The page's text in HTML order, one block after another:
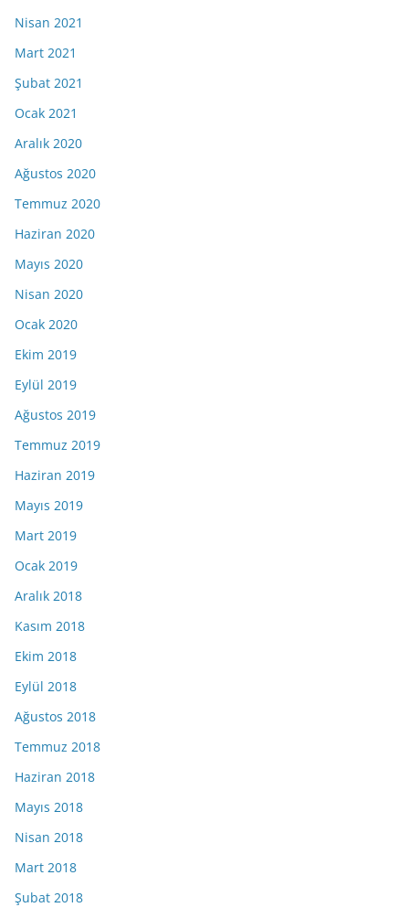
Nisan 2021
Mart 2021
Şubat 2021
Ocak 2021
Aralık 2020
Ağustos 2020
Temmuz 2020
Haziran 2020
Mayıs 2020
Nisan 2020
Ocak 2020
Ekim 2019
Eylül 2019
Ağustos 2019
Temmuz 2019
Haziran 2019
Mayıs 2019
Mart 2019
Ocak 2019
Aralık 2018
Kasım 2018
Ekim 2018
Eylül 2018
Ağustos 2018
Temmuz 2018
Haziran 2018
Mayıs 2018
Nisan 2018
Mart 2018
Şubat 2018